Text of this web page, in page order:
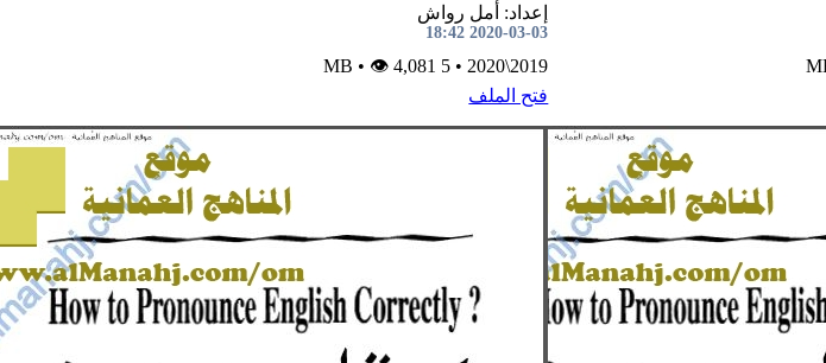
إعداد: أمل رواش
2020-03-03 18:42
2019\2020
•
• 👁 4,081
فتح الملف